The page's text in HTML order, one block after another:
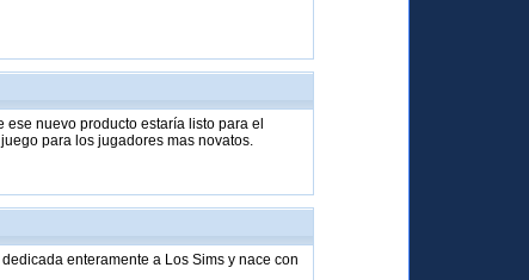
nuevo producto estaría listo para el
para los jugadores mas novatos.
enteramente a Los Sims y nace con